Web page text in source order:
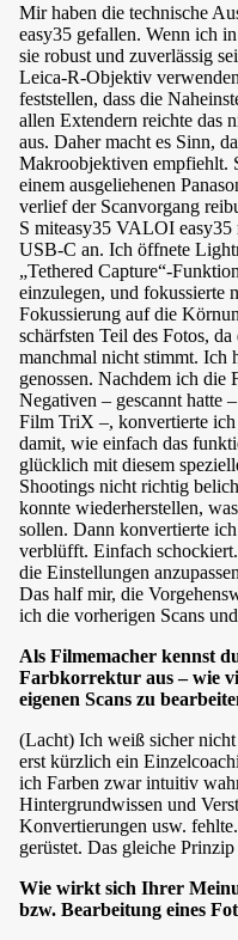
Mir haben die technische
easy35 gefallen. Wenn ich
sie robust und zuverlässig
Leica-R-Objektiv
feststellen, dass die
allen Extendern reichte das
aus. Daher macht es Sinn,
Makroobjektiven empfiehlt.
einem ausgeliehenen
verlief der Scanvorgang
S miteasy35 VALOI easy35
USB-C an. Ich öffnete
„Tethered Capture“-
einzulegen, und fokussierte
Fokussierung auf die
schärfsten Teil des Fotos,
manchmal nicht stimmt. Ich
genossen. Nachdem ich
Negativen – gescannt hatte
Film TriX –, konvertierte
damit, wie einfach das
glücklich mit diesem
Shootings nicht richtig
konnte wiederherstellen,
sollen. Dann konvertierte
verblüfft. Einfach
die Einstellungen
Das half mir, die
ich die vorherigen Scans
Als Filmemacher kennst
Farbkorrektur aus – wie
eigenen Scans zu
(Lacht) Ich weiß sicher
erst kürzlich ein
ich Farben zwar intuitiv
Hintergrundwissen und
Konvertierungen usw.
gerüstet. Das gleiche
Wie wirkt sich Ihrer
bzw. Bearbeitung eines